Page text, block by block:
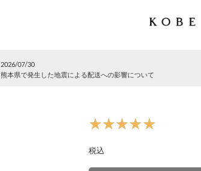
2026/07/30
熊本県で発生した地震による配送への影響について
★★★★★
★★★★★
税込